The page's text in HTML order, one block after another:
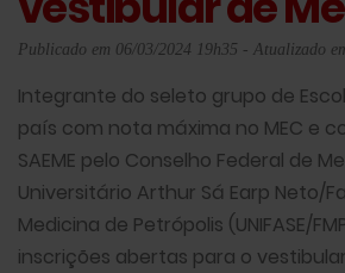
Publicado em 06/03/2024 19h35 - Atualizado
Integrante do seleto grupo de
país com nota máxima no MEC e
SAEME pelo Conselho Federal de
Universitário Arthur Sá Earp Neto/
Medicina de Petrópolis (UNIFASE/
inscrições abertas para o